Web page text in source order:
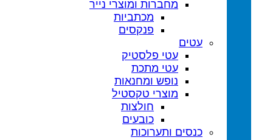
מחברות ומוצרי נייר
מכתביות
פנקסים
עטים
עטי פלסטיק
עטי מתכת
נופש ומחנאות
מוצרי טקסטיל
חולצות
כובעים
כנסים ותערוכות